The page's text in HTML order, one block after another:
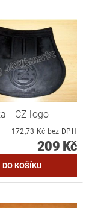
- CZ logo
172,73 Kč bez DPH
209 Kč